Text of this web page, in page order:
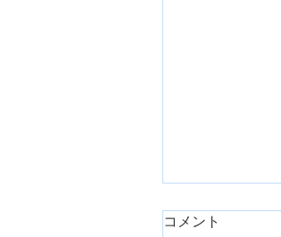
コメント